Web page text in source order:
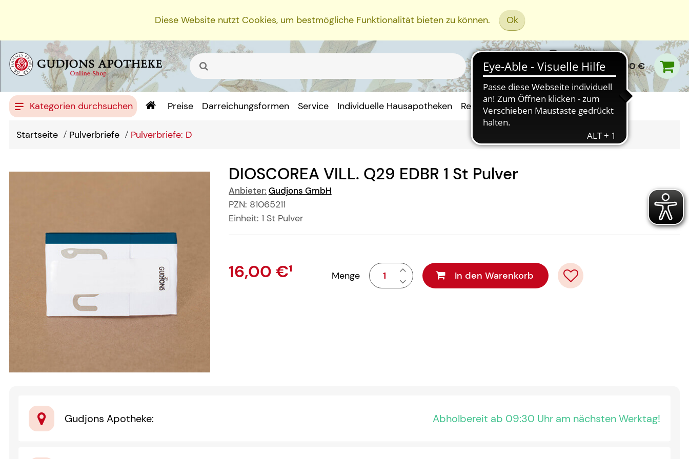
Diese Website nutzt Cookies, um bestmögliche Funktionalität bieten zu können. Ok
0,00 €
Kategorien durchsuchen Preise Darreichungsformen Service Individuelle Hausapotheken Rezept Einreichen
Startseite Pulverbriefe Pulverbriefe: D
DIOSCOREA VILL. Q29 EDBR 1 St Pulver
Anbieter: Gudjons GmbH
PZN: 81065211
Einheit: 1 StPulver
16,00 €¹ Menge In den Warenkorb
Gudjons Apotheke: Abholbereit ab 09:30 Uhr am nächsten Werktag!